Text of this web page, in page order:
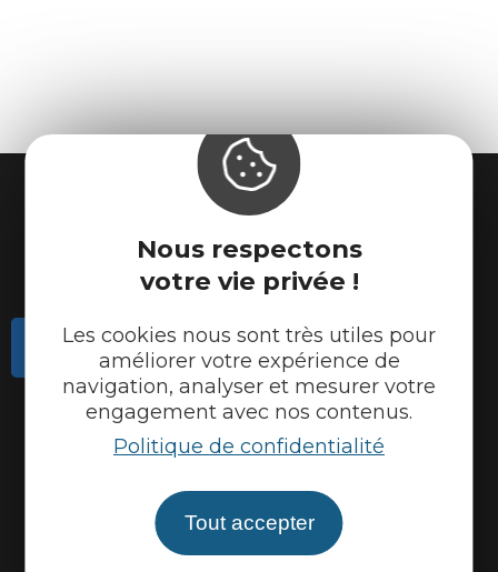
Nous respectons
votre vie privée !
Les cookies nous sont très utiles pour
améliorer votre expérience de
navigation, analyser et mesurer votre
engagement avec nos contenus.
Politique de confidentialité
Tout accepter
Contactez-nous
Actualités
Météo
Espace presse